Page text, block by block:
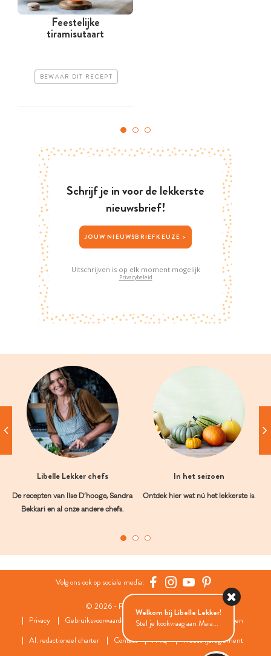
Feestelijke
tiramisutaart
BEWAAR DIT RECEPT
Schrijf je in voor de lekkerste
nieuwsbrief!
JOUW NIEUWSBRIEFKEUZE >
Uitschrijven is op elk moment mogelijk
Privacybeleid
Libelle Lekker chefs
De recepten van Ilse D’hooge, Sandra
Bekkari en al onze andere chefs.
In het seizoen
Ontdek hier wat nú het lekkerste is.
Volg ons ook op sociale media:
© 2026 - Roularta Media Group
Privacy
Gebruiksvoorwaarden Cookies
Cookies instellingen
AI: redactioneel charter
Contact FAQ
Wedstrijdreglement
Welkom bij Libelle Lekker!
Stel je kookvraag aan Maia...